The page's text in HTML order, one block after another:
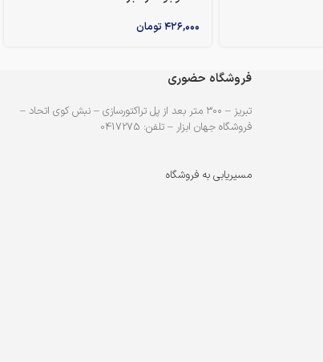
۴۲۶,۰۰۰تومان
فروشگاه حضوری
تبریز – ۳۰۰ متر بعد از پل تراکتورسازی – نبش کوی اتحاد –
فروشگاه جهان ابزار – تلفن: 0417275
مسیریابی به فروشگاه